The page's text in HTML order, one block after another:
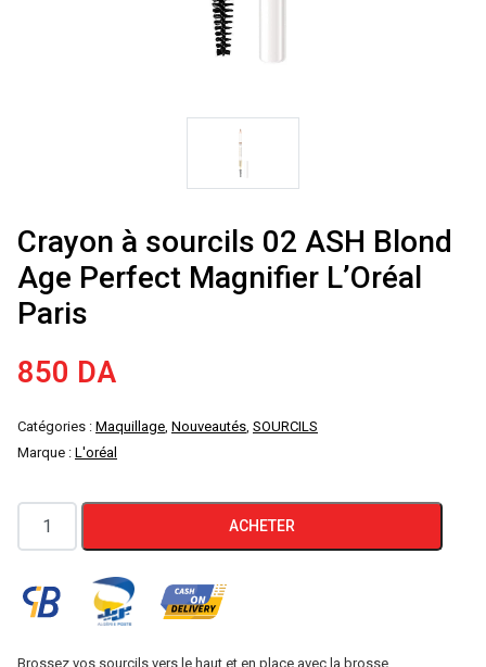
Crayon à sourcils 02 ASH Blond
Age Perfect Magnifier L’Oréal
Paris
850 DA
Catégories : Maquillage, Nouveautés, SOURCILS
Marque : L'oréal
quantité
de
à
02
ACHETER
Brossez vos sourcils vers le haut et en place avec la brosse